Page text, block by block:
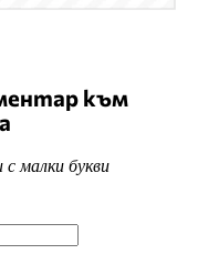
към
малки букви